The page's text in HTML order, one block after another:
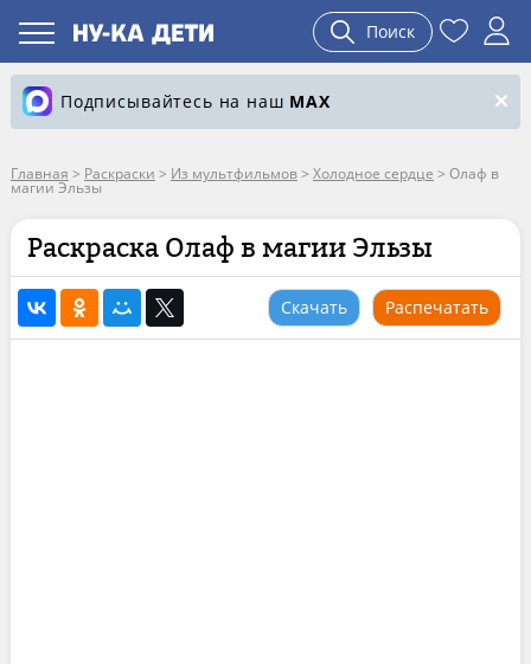
Поиск
Подписывайтесь на наш MAX
Главная > Раскраски > Из мультфильмов> Холодное сердце > Олаф в
магии Эльзы
Раскраска Олаф в магии Эльзы
Скачать Распечатать